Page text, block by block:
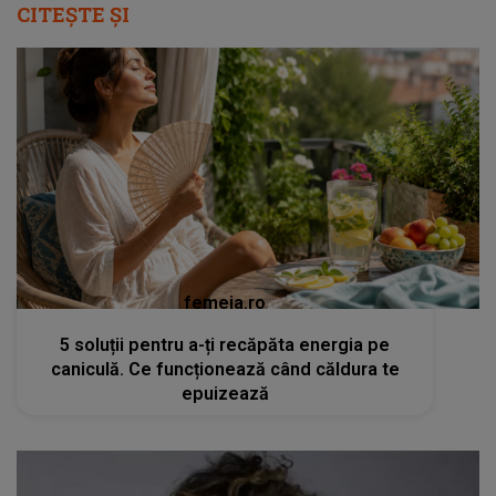
CITEȘTE ȘI
femeia.ro
5 soluții pentru a-ți recăpăta energia pe
caniculă. Ce funcționează când căldura te
epuizează